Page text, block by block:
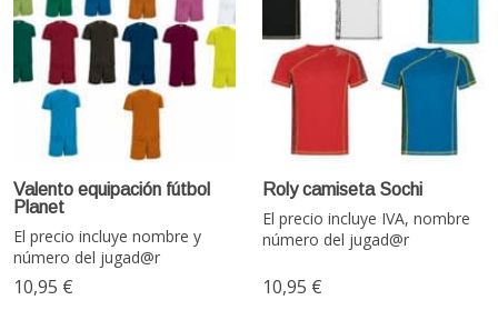
Valento equipación fútbol
Planet
El precio incluye nombre y
número del jugad@r
10,95 €
Roly camiseta Sochi
El precio incluye IVA, nombre
número del jugad@r
10,95 €